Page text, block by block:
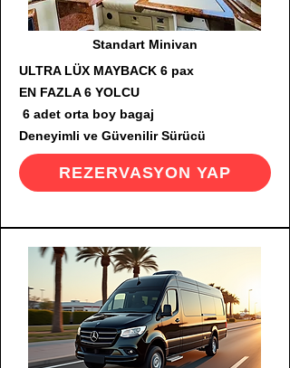
Standart Minivan
ULTRA LÜX MAYBACK 6 pax
EN FAZLA 6 YOLCU
6 adet orta boy bagaj
Deneyimli ve Güvenilir Sürücü
REZERVASYON YAP